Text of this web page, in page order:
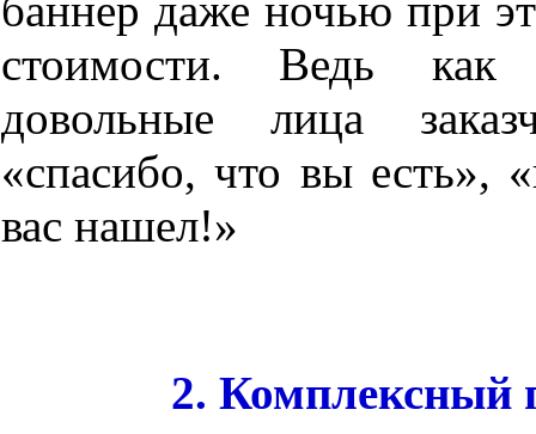
стоимости. Ведь как
довольные лица
«спасибо, что вы есть»,
вас нашел!»
2. Комплексный